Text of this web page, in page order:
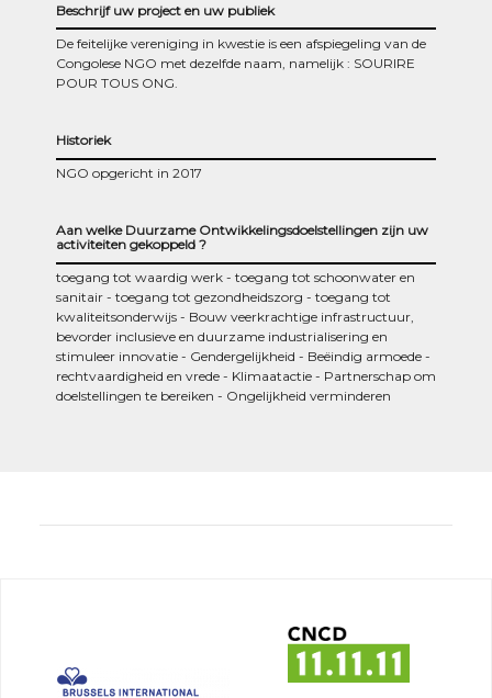
Beschrijf uw project en uw publiek
De feitelijke vereniging in kwestie is een afspiegeling van de
Congolese NGO met dezelfde naam, namelijk : SOURIRE
POUR TOUS ONG.
Historiek
NGO opgericht in 2017
Aan welke Duurzame Ontwikkelingsdoelstellingen zijn uw
activiteiten gekoppeld ?
toegang tot waardig werk
toegang tot schoonwater en
sanitair
toegang tot gezondheidszorg
toegang tot
kwaliteitsonderwijs
Bouw veerkrachtige infrastructuur,
bevorder inclusieve en duurzame industrialisering en
stimuleer innovatie
Gendergelijkheid
Beëindig armoede
rechtvaardigheid en vrede
Klimaatactie
Partnerschap om
doelstellingen te bereiken
Ongelijkheid verminderen